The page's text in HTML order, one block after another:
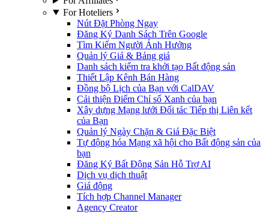
For Hoteliers
Nút Đặt Phòng Ngay
Đăng Ký Danh Sách Trên Google
Tìm Kiếm Người Ảnh Hưởng
Quản lý Giá & Bảng giá
Danh sách kiểm tra khởi tạo Bất động sản
Thiết Lập Kênh Bán Hàng
Đồng bộ Lịch của Bạn với CalDAV
Cải thiện Điểm Chỉ số Xanh của bạn
Xây dựng Mạng lưới Đối tác Tiếp thị Liên kết
của Bạn
Quản lý Ngày Chặn & Giá Đặc Biệt
Tự động hóa Mạng xã hội cho Bất động sản của
bạn
Đăng Ký Bất Động Sản Hỗ Trợ AI
Dịch vụ dịch thuật
Giá động
Tích hợp Channel Manager
Agency Creator